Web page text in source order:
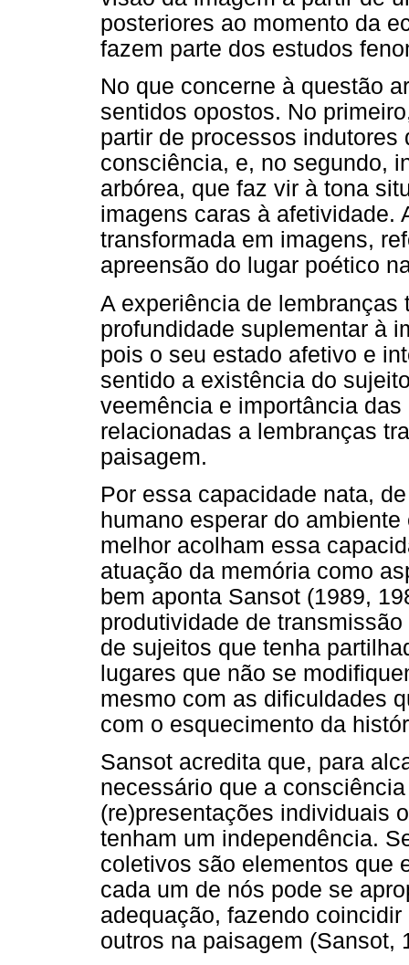
posteriores ao momento da
fazem parte dos estudos
No que concerne à questão
sentidos opostos. No
partir de processos
consciência, e, no segundo,
arbórea, que faz vir à tona
imagens caras à afetividade.
transformada em imagens,
apreensão do lugar poético
A experiência de
profundidade suplementar à
pois o seu estado afetivo e
sentido a existência do
veemência e importância
relacionadas a lembranças
paisagem.
Por essa capacidade nata,
humano esperar do
melhor acolham essa
atuação da memória como
bem aponta Sansot (1989,
produtividade de
de sujeitos que tenha
lugares que não se
mesmo com as dificuldades
com o esquecimento da
Sansot acredita que, para
necessário que a
(re)presentações individuais
tenham um independência.
coletivos são elementos que
cada um de nós pode se
adequação, fazendo
outros na paisagem (Sansot,